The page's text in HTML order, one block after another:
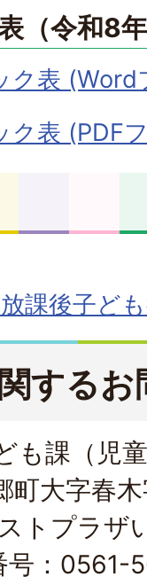
（令和8
ク表 (Word
ク表 (PDF
課後子ど
する
も課（児
町大字春
トプラザ
号：0561-